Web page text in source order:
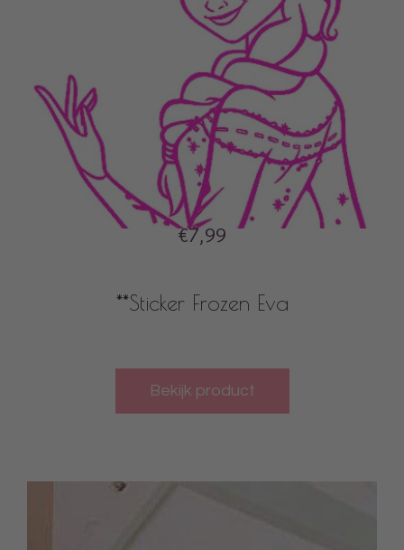
€7,99
**Sticker Frozen Eva
Bekijk product